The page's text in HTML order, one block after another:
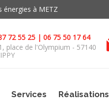
énergies à METZ
72 55 25 | 06 75 50 17 64
place de l'Olympium - 57140
Services Réalisations